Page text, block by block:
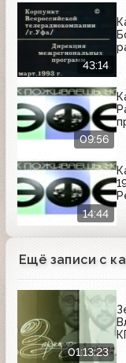
43:14
09:56
14:44
Ещё записи с
01:13:23